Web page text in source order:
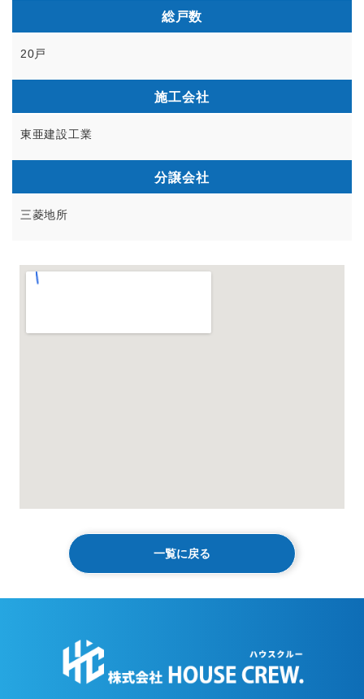
総戸数
20戸
施工会社
東亜建設工業
分譲会社
三菱地所
一覧に戻る